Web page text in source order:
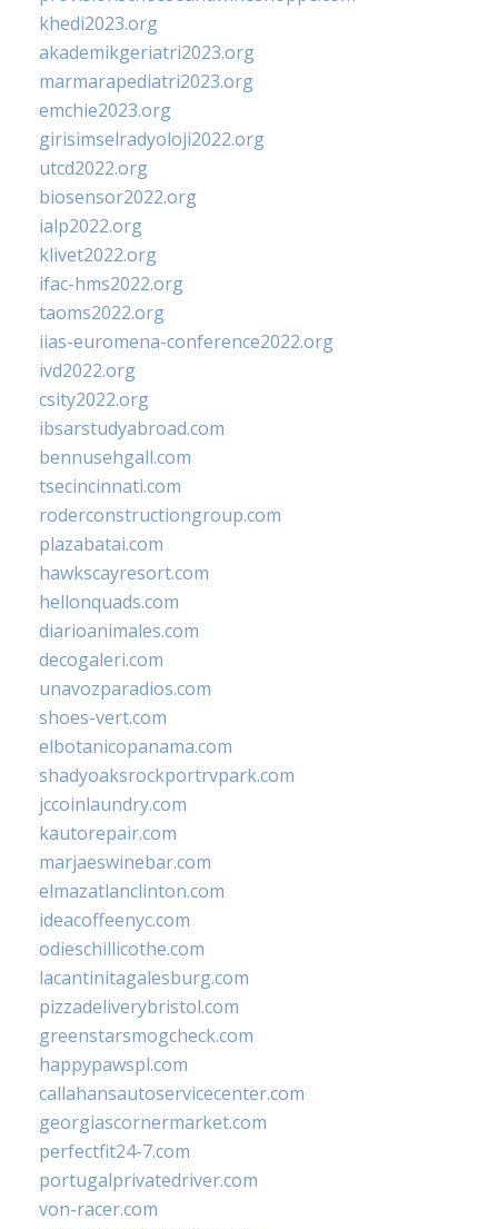
khedi2023.org
akademikgeriatri2023.org
marmarapediatri2023.org
emchie2023.org
girisimselradyoloji2022.org
utcd2022.org
biosensor2022.org
ialp2022.org
klivet2022.org
ifac-hms2022.org
taoms2022.org
iias-euromena-conference2022.org
ivd2022.org
csity2022.org
ibsarstudyabroad.com
bennusehgall.com
tsecincinnati.com
roderconstructiongroup.com
plazabatai.com
hawkscayresort.com
hellonquads.com
diarioanimales.com
decogaleri.com
unavozparadios.com
shoes-vert.com
elbotanicopanama.com
shadyoaksrockportrvpark.com
jccoinlaundry.com
kautorepair.com
marjaeswinebar.com
elmazatlanclinton.com
ideacoffeenyc.com
odieschillicothe.com
lacantinitagalesburg.com
pizzadeliverybristol.com
greenstarsmogcheck.com
happypawspl.com
callahansautoservicecenter.com
georgiascornermarket.com
perfectfit24-7.com
portugalprivatedriver.com
von-racer.com